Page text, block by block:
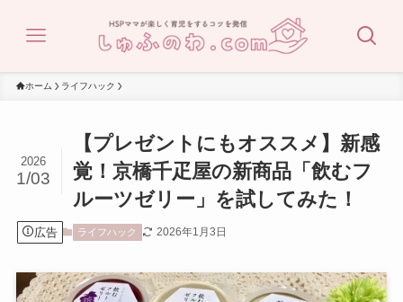
ホーム ライフハック
【プレゼントにもオススメ】新感
覚！京橋千疋屋の新商品「飲むフ
ルーツゼリー」を試してみた！
2026
1/03
広告 ライフハック 2026年1月3日